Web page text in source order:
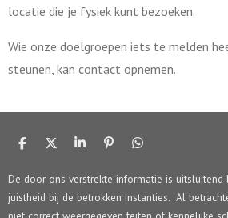
locatie die je fysiek kunt bezoeken.
Wie onze doelgroepen iets te melden
steunen, kan contact opnemen.
D
e
n
D
l
S
r
e
P
n
e
n
D
e
n
De door ons verstrekte informatie is
juistheid bij de betrokken instanties. Al